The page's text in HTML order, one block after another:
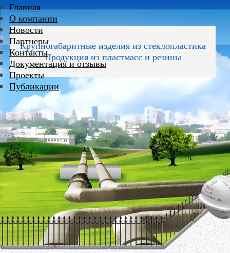
Главная
О компании
Новости
Партнеры
Контакты
Документация и отзывы
Проекты
Публикации
Крупногабаритные изделия из стеклопластика
Продукция из пластмасс и резины